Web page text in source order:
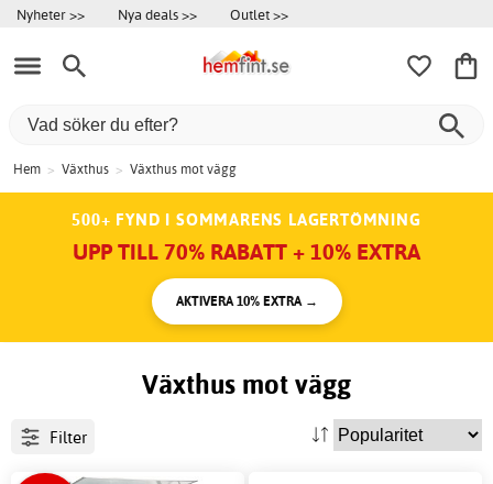
Nyheter >> Nya deals >> Outlet >>
Hem > Växthus > Växthus mot vägg
500+ FYND I SOMMARENS LAGERTÖMNING
UPP TILL 70% RABATT + 10% EXTRA
AKTIVERA 10% EXTRA →
Växthus mot vägg
Filter